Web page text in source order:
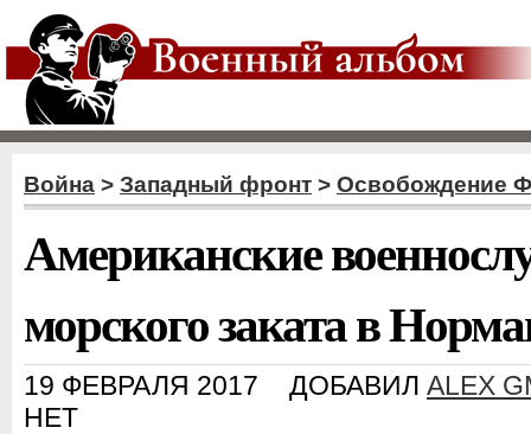
Война > Западный фронт > Освобождение
Американские
морского заката в
19 ФЕВРАЛЯ 2017 ДОБАВИЛ ALEX
НЕТ